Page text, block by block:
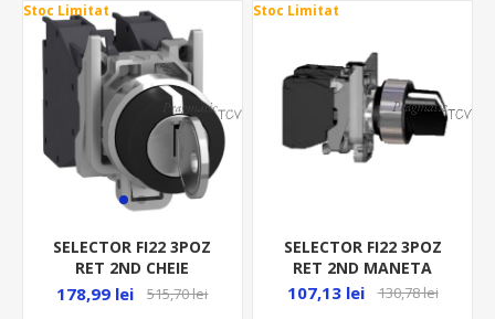
Stoc Limitat
SELECTOR FI22 3POZ
RET 2ND CHEIE
XB4BG03
178,99 lei 515,70 lei
Stoc Limitat
SELECTOR FI22 3POZ
RET 2ND MANETA
XB4BD33
107,13 lei 130,78 lei